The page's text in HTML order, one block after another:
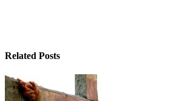
Related Posts